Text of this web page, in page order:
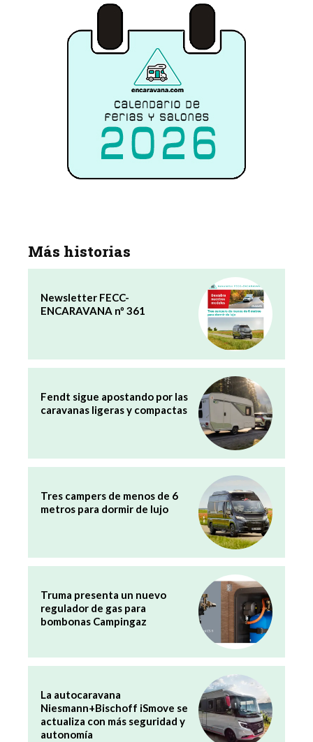
Más historias
Newsletter FECC-
ENCARAVANA nº 361
Fendt sigue apostando por las
caravanas ligeras y compactas
Tres campers de menos de 6
metros para dormir de lujo
Truma presenta un nuevo
regulador de gas para
bombonas Campingaz
La autocaravana
Niesmann+Bischoff iSmove se
actualiza con más seguridad y
autonomía